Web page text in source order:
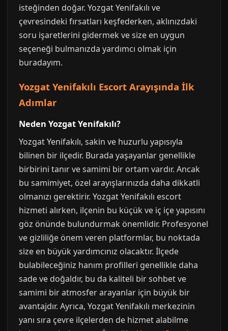
isteğinden doğar. Yozgat Yenifakılı ve
çevresindeki fırsatları keşfederken, aklınızdaki
soru işaretlerini gidermek ve size en uygun
seçeneği bulmanızda yardımcı olmak için
buradayım.
Yozgat Yenifakılı Escort Arayışında İlk
Adımlar
Neden Yozgat Yenifakılı?
Yozgat Yenifakılı, sakin ve huzurlu yapısıyla
bilinen bir ilçedir. Burada yaşayanlar genellikle
birbirini tanır ve samimi bir ortam vardır. Ancak
bu samimiyet, özel arayışlarınızda daha dikkatli
olmanızı gerektirir. Yozgat Yenifakılı escort
hizmeti alırken, ilçenin bu küçük ve iç içe yapısını
göz önünde bulundurmak önemlidir. Profesyonel
ve gizliliğe önem veren platformlar, bu noktada
size en büyük yardımcınız olacaktır. İlçede
bulabileceğiniz hanım profilleri genellikle daha
sade ve doğaldır, bu da kaliteli bir sohbet ve
samimi bir atmosfer arayanlar için büyük bir
avantajdır. Ayrıca, Yozgat Yenifakılı merkezinin
yanı sıra çevre ilçelerden de hizmet alabilme